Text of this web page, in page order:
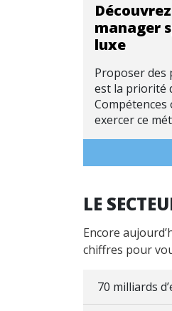
manager
luxe
Proposer des
est la priorité
exercer ce
LE
Encore
chiffres pour
70 milliards